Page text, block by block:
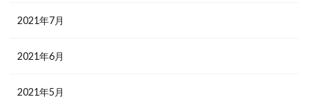
2021年7月
2021年6月
2021年5月